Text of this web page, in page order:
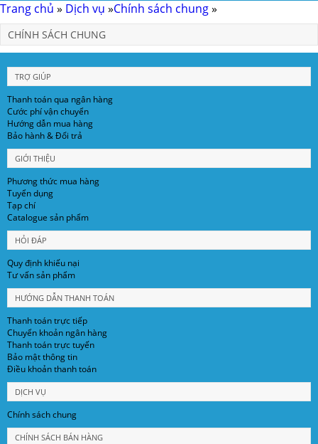
Trang chủ » Dịch vụ »Chính sách chung»
CHÍNH SÁCH CHUNG
TRỢ GIÚP
Thanh toán qua ngân hàng
Cước phí vận chuyển
Hướng dẫn mua hàng
Bảo hành & Đổi trả
GIỚI THIỆU
Phương thức mua hàng
Tuyển dụng
Tạp chí
Catalogue sản phẩm
HỎI ĐÁP
Quy định khiếu nại
Tư vấn sản phẩm
HƯỚNG DẪN THANH TOÁN
Thanh toán trực tiếp
Chuyển khoản ngân hàng
Thanh toán trực tuyến
Bảo mật thông tin
Điều khoản thanh toán
DỊCH VỤ
Chính sách chung
CHÍNH SÁCH BÁN HÀNG